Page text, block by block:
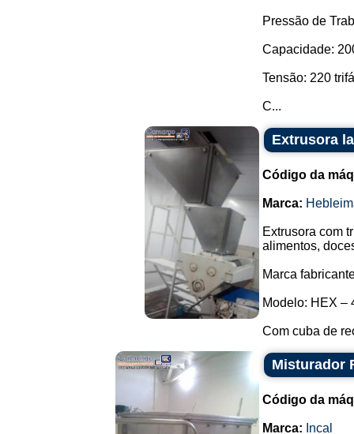
Pressão de
Capacidade:
Tensão: 220
C...
Extrusora
Código da
Marca:
Extrusora com
alimentos,
Marca
Modelo: HEX –
Com cuba de
Misturador
Código da
Marca: Incal